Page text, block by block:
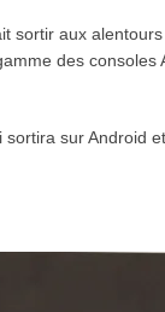
sortir aux
des consoles
sortira sur Android